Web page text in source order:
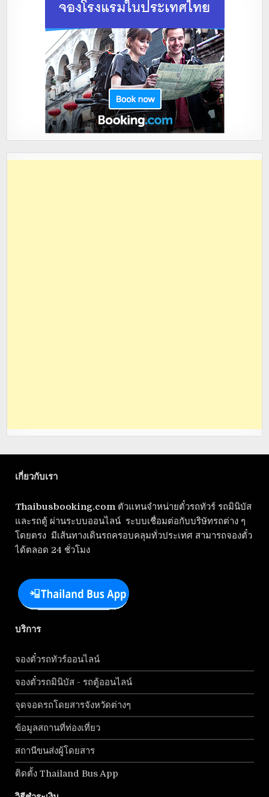
เกี่ยวกับเรา
Thaibusbooking.com ตัวแทนจำหน่ายตั๋วรถทัวร์ รถมินิบัส
และรถตู้ ผ่านระบบออนไลน์ ระบบเชื่อมต่อกับบริษัทรถต่าง ๆ
โดยตรง มีเส้นทางเดินรถครอบคลุมทั่วประเทศ สามารถจองตั๋ว
ได้ตลอด 24 ชั่วโมง
บริการ
จองตั๋วรถทัวร์ออนไลน์
จองตั๋วรถมินิบัส - รถตู้ออนไลน์
จุดจอดรถโดยสารจังหวัดต่างๆ
ข้อมูลสถานที่ท่องเที่ยว
สถานีขนส่งผู้โดยสาร
ติดตั้ง Thailand Bus App